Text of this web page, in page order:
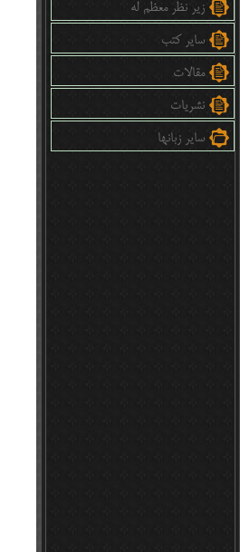
زیر نظر معظم له
سایر کتب
مقالات
نشریات
سایر زبانها